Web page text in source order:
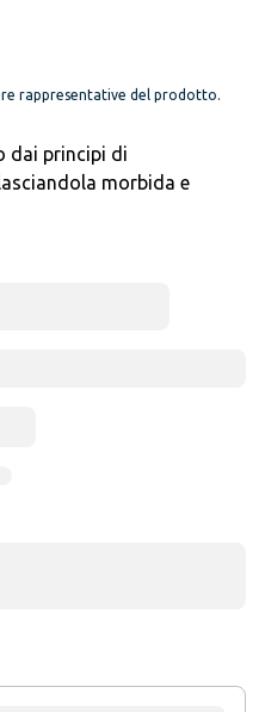
rappresentative del prodotto.
dai principi di
morbida e